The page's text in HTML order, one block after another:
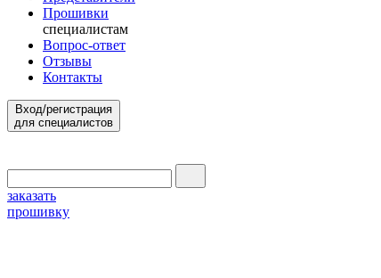
Прошивки
специалистам
Вопрос-ответ
Отзывы
Контакты
Вход/регистрация
для специалистов
заказать
прошивку